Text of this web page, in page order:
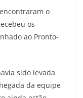
o
os
ao Pronto-
sido levada
da equipe